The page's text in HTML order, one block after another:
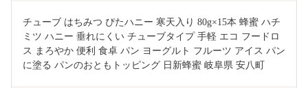
チューブ はちみつ ぴたハニー 寒天入り 80g×15本 蜂蜜 ハチ
ミツ ハニー 垂れにくい チューブタイプ 手軽 エコ フードロ
ス まろやか 便利 食卓 パン ヨーグルト フルーツ アイス パン
に塗る パンのおともトッピング 日新蜂蜜 岐阜県 安八町